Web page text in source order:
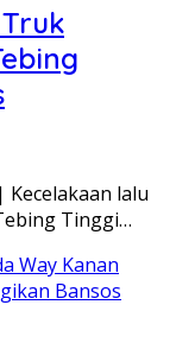
lalu
Tinggi…